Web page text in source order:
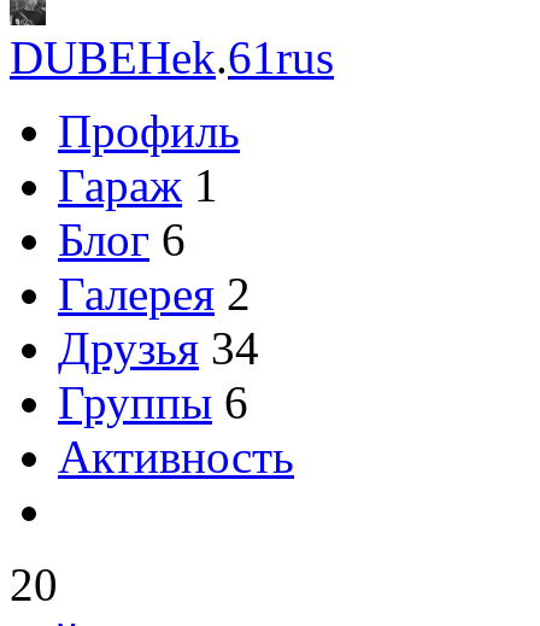
DUBEHek.61rus
Профиль
Гараж 1
Блог 6
Галерея 2
Друзья 34
Группы 6
Активность
20